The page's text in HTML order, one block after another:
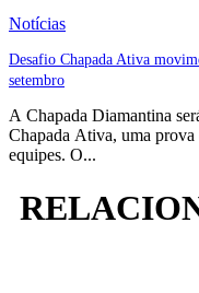
Notícias
Desafio Chapada Ativa
setembro
A Chapada Diamantina
Chapada Ativa, uma
equipes. O...